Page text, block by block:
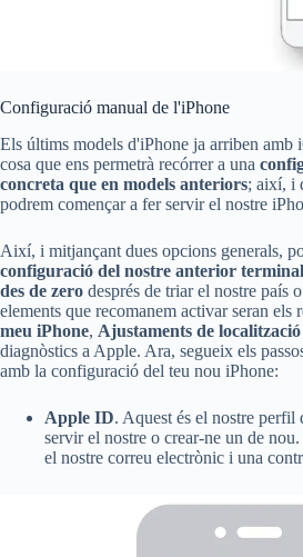
Configuració manual de l'iPhone
Els últims models d'iPhone ja arriben amb
cosa que ens permetrà recórrer a una
concreta que en models anteriors; així, i
podrem començar a fer servir el nostre
Així, i mitjançant dues opcions generals,
configuració del nostre anterior
des de zero després de triar el nostre país
elements que recomanem activar seran els
meu iPhone, Ajustaments de localització
diagnòstics a Apple. Ara, segueix els
amb la configuració del teu nou iPhone:
Apple ID. Aquest és el nostre
servir el nostre o crear-ne un de
el nostre correu electrònic i una